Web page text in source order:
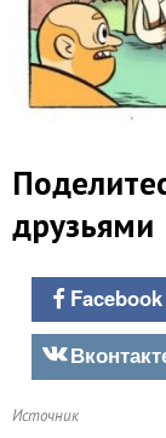
друзьями
Facebook
Источник